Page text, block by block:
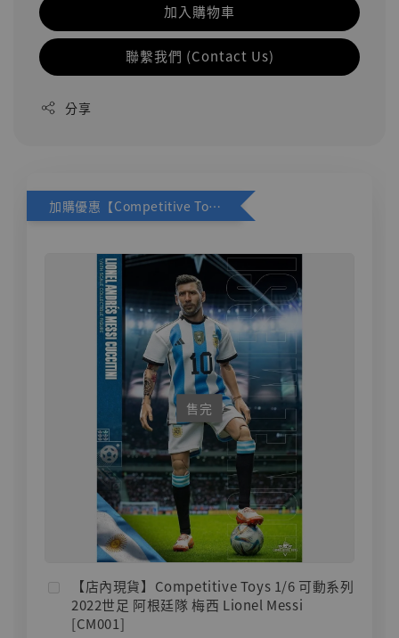
加入購物車
聯繫我們 (Contact Us)
分享
加購優惠【Competitive Toys 梅西 [CM001]】
售完
【店內現貨】Competitive Toys 1/6 可動系列
2022世足 阿根廷隊 梅西 Lionel Messi
[CM001]